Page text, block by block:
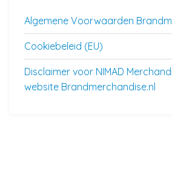
Algemene Voorwaarden
Cookiebeleid (EU)
Disclaimer voor NIMAD
website Brandmerchandise.nl